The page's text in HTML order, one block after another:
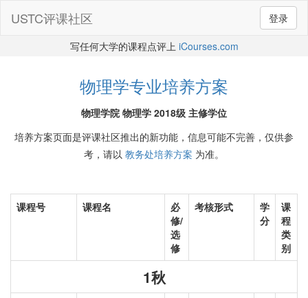
登录
USTC评课社区
写任何大学的课程点评上 iCourses.com
物理学专业培养方案
物理学院 物理学 2018级 主修学位
培养方案页面是评课社区推出的新功能，信息可能不完善，仅供参
考，请以 教务处培养方案 为准。
课程号 课程名
必
修/
选
修
考核形式
学
分
课
程
类
别
1秋